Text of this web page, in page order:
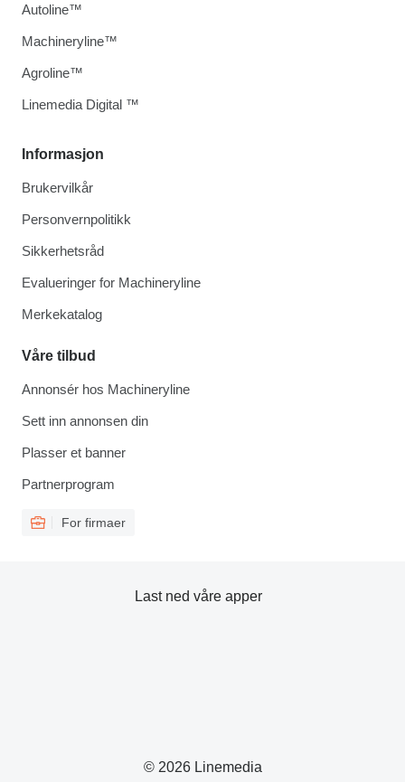
Informasjon
Brukervilkår
Personvernpolitikk
Sikkerhetsråd
Evalueringer for Machineryline
Merkekatalog
Våre tilbud
Annonsér hos Machineryline
Sett inn annonsen din
Plasser et banner
Partnerprogram
For firmaer
Autoline™
Machineryline™
Agroline™
Linemedia Digital ™
© 2026 Linemedia
Last ned våre apper